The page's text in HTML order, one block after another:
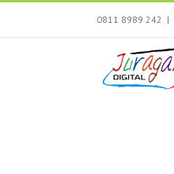
Skip
content
0811 8989 242 |